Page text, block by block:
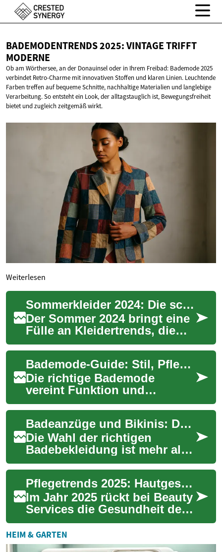
BADEMODENTRENDS 2025: VINTAGETRIFFT
MODERNE
Ob am Wörthersee, an der Donauinsel oder in Ihrem Freibad: Bademode 2025
verbindet Retro-Charme mit innovativen Stoffen und klaren Linien. Leuchtende
Farben treffen auf bequeme Schnitte, nachhaltige Materialien und langlebige
Verarbeitung. So entsteht ein Look, der alltagstauglich ist, Bewegungsfreiheit
bietet und zugleich zeitgemäß wirkt.
Weiterlesen
Sommerkleider 2024: Die schönsten Trends im Blick
Der Sommer 2024 bringt eine
Fülle an Kleidertrends, die
Stil und Tragekomfort
verbinden. Von luftigen
Maxikleidern üb...
Bademode-Guide: Stil, Pflege und perfekte Passform
Die richtige Bademode
vereint Funktion und
persönlichen Stil: von
passgenauen Schnitten bis
zu langlebigen Materialie... Badeanzüge und Bikinis: Der ultimative Ratgeber für die perfekte Badebekleidung
Die Wahl der richtigen
Badebekleidung ist mehr als
nur eine Frage des Stils. Ein
gut sitzender Badeanzug oder
Bikini ...
Pflegetrends 2025: Hautgesundheit und Verträglichkeit im Fokus
Im Jahr 2025 rückt bei Beauty
Services die Gesundheit der
Haut noch stärker in den
Mittelpunkt: Verträglichkeit,
pers...
HEIM & GARTEN